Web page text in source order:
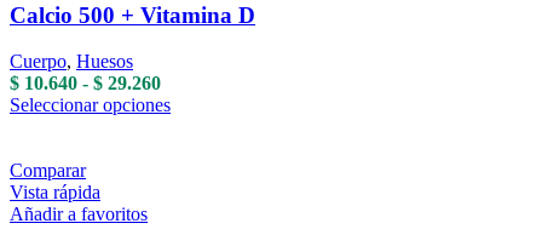
Calcio 500 + Vitamina D
Cuerpo, Huesos
$ 10.640 - $ 29.260Rango
de
Seleccionar opcionesEste
Comparar
Vista rápida
Añadir a favoritos